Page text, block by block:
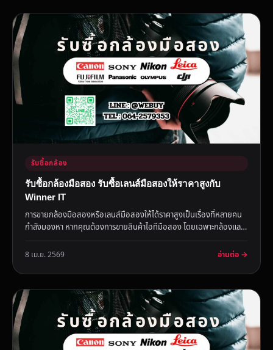
รับซื้อกล้อง
รับซื้อกล้องมือสอง รับซื้อเลนส์มือสองให้ราคาสูงกับ
Winner IT
การขายกล้องมือสองหรือเลนส์มือสองให้ได้ราคาสูงเป็นเรื่องที่หลายคน
กำลังมองหา หากคุณต้องการขายสินค้าไอทีมือสอง โดยเฉพาะกล้องและ
เ...
8 เม.ย. 2569 อ่านต่อ →